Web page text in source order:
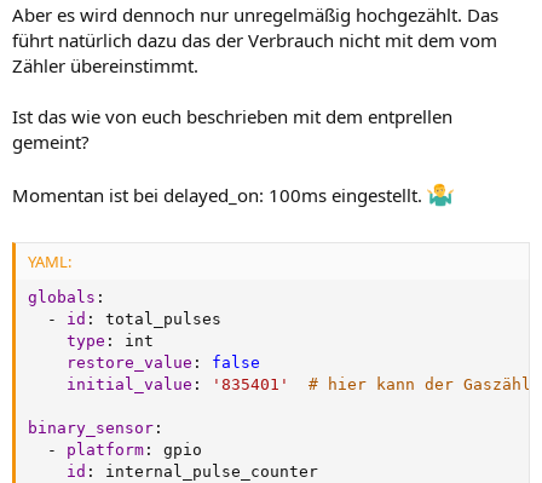
Aber es wird dennoch nur unregelmäßig hochgezählt. Das
führt natürlich dazu das der Verbrauch nicht mit dem vom
Zähler übereinstimmt.
Ist das wie von euch beschrieben mit dem entprellen
gemeint?
Momentan ist bei delayed_on: 100ms eingestellt.
YAML:
globals :
-
id :
total_pulses
type :
int
restore_value :
false
initial_value : '835401' # hier kann der
binary_sensor :
-
platform :
gpio
id :
internal_pulse_counter